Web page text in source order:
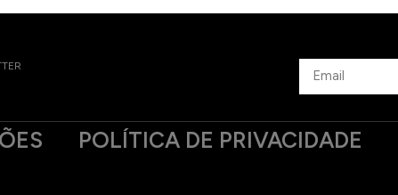
POLÍTICA DE PRIVACIDADE